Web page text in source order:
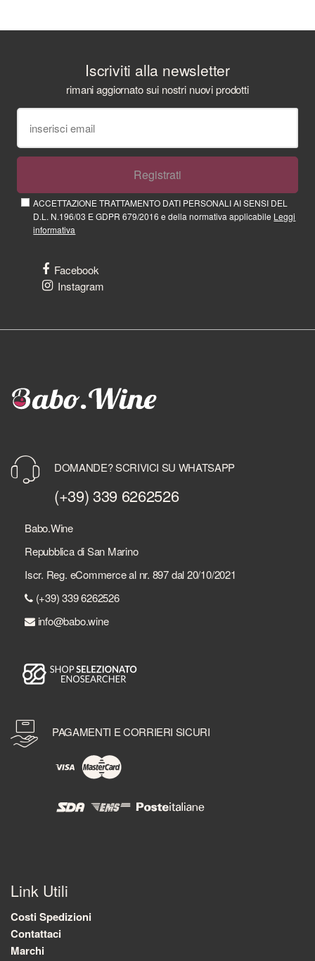
Iscriviti alla newsletter
rimani aggiornato sui nostri nuovi prodotti
Registrati
ACCETTAZIONE TRATTAMENTO DATI PERSONALI AI SENSI DEL
D.L. N.196/03 E GDPR 679/2016 e della normativa applicabile Leggi
informativa
Facebook
Instagram
DOMANDE? SCRIVICI SU WHATSAPP
(+39) 339 6262526
Babo.Wine
Repubblica di San Marino
Iscr. Reg. eCommerce al nr. 897 dal 20/10/2021
(+39) 339 6262526
info@babo.wine
PAGAMENTI E CORRIERI SICURI
Link Utili
Costi Spedizioni
Contattaci
Marchi